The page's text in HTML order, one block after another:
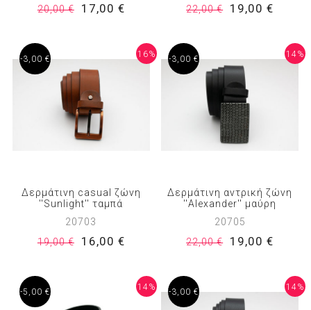
20,00 €
17,00 €
22,00 €
19,00 €
16%
-3,00 €
Δερμάτινη casual ζώνη
''Sunlight'' ταμπά
20703
19,00 €
16,00 €
14%
-3,00 €
Δερμάτινη αντρική ζώνη
''Alexander'' μαύρη
20705
22,00 €
19,00 €
14%
-5,00 € 14%
-3,00 €